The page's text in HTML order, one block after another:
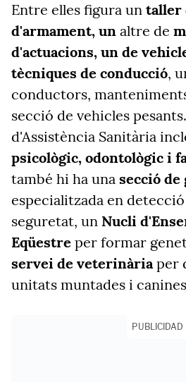
Entre elles figura un taller
d'armament, un altre de
d'actuacions, un de
tècniques de conducció,
conductors,
secció de vehicles
d'Assistència Sanitària
psicològic, odontològic i
també hi ha una secció de
especialitzada en
seguretat, un Nucli
Eqüestre per formar
servei de veterinàriaper
unitats muntades i
PUBLICIDAD